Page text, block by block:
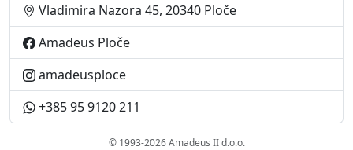
Vladimira Nazora 45, 20340 Ploče
Amadeus Ploče
amadeusploce
+385 95 9120 211
© 1993-2026 Amadeus II d.o.o.